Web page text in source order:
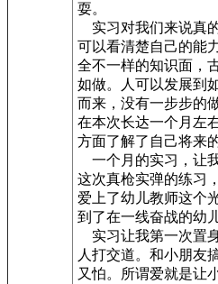
耍。
实习对我们来说真
可以看清楚自己的能
全不一样的知识面，
如做。人可以发展到
而来，没有一步步的
在本次长达一个月左
方面了解了自己将来
一个月的实习，让
这次真枪实弹的练习
爱上了幼儿教师这个
到了在一线奋战的幼
实习让我第一次置
人打交道。和小朋友
又怕。所谓爱就是让